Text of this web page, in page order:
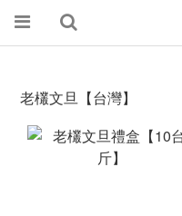
老欉文旦【台灣】